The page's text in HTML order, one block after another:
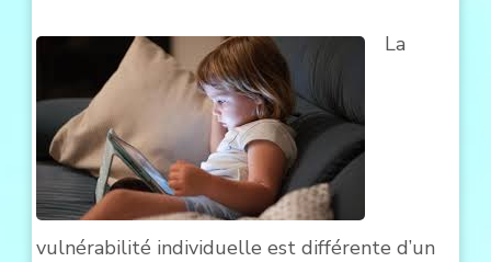
La
vulnérabilité individuelle est différente d’un